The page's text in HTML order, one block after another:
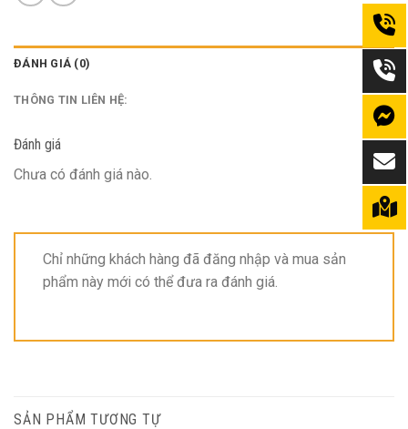
ĐÁNH GIÁ (0)
THÔNG TIN LIÊN HỆ:
Đánh giá
Chưa có đánh giá nào.
Chỉ những khách hàng đã đăng nhập và mua sản
phẩm này mới có thể đưa ra đánh giá.
SẢN PHẨM TƯƠNG TỰ